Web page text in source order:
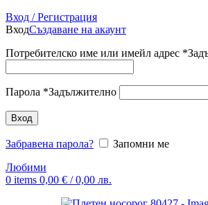
Вход / Регистрация
ВходСъздаване на акаунт
Потребителско име или имейл адрес *
Парола *Задължително
Вход
Забравена парола?
Запомни ме
Любими
0 items 0,00 € / 0,00 лв.